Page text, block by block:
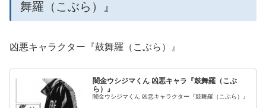
舞羅（こぶら）』
凶悪キャラクター『鼓舞羅（こぶら）』
闇金ウシジマくん 凶悪キャラ『鼓舞羅（こぶ
ら）』
闇金ウシジマくん 凶悪キャラクター『鼓舞羅（こぶら）』